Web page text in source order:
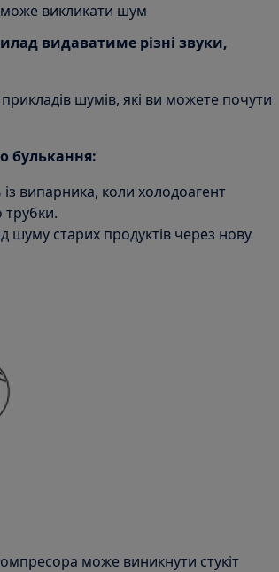
викликати шум
видаватиме різні звуки,
шумів, які ви можете почути
булькання:
випарника, коли холодоагент
трубки.
шуму старих продуктів через нову
може виникнути стукіт